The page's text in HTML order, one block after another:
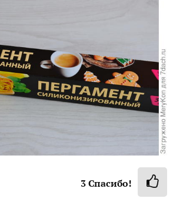
3Спасибо!